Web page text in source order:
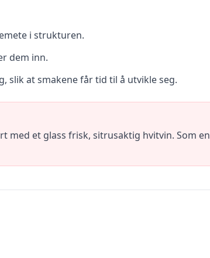
i strukturen.
dem inn.
slik at smakene får tid til å utvikle seg.
med et glass frisk, sitrusaktig hvitvin. Som en